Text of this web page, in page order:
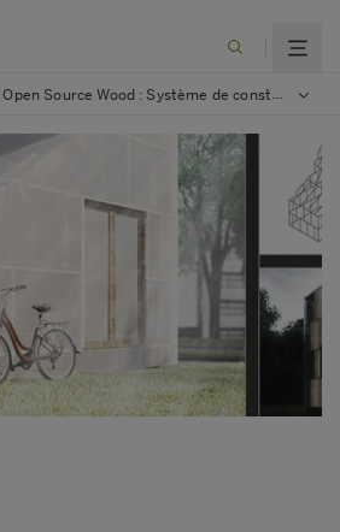
Source Wood : Système de construction structurel ClipHut